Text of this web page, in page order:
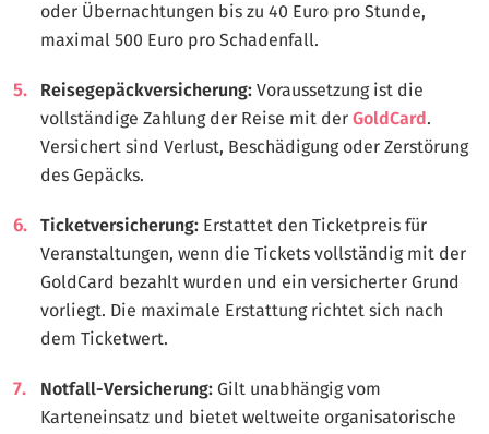
oder Übernachtungen bis zu 40 Euro pro Stunde,
maximal 500 Euro pro Schadenfall.
Reisegepäckversicherung: Voraussetzung ist die
vollständige Zahlung der Reise mit der GoldCard.
Versichert sind Verlust, Beschädigung oder Zerstörung
des Gepäcks.
Ticketversicherung: Erstattet den Ticketpreis für
Veranstaltungen, wenn die Tickets vollständig mit der
GoldCard bezahlt wurden und ein versicherter Grund
vorliegt. Die maximale Erstattung richtet sich nach
dem Ticketwert.
Notfall-Versicherung: Gilt unabhängig vom
Karteneinsatz und bietet weltweite organisatorische